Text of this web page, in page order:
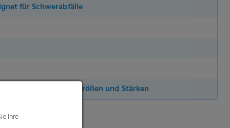
für Schwerabfälle
vollen Palette an Größen und Stärken
Ihre